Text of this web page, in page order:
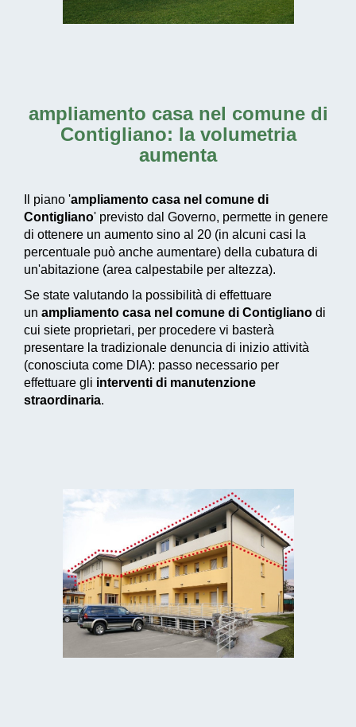
ampliamento casa nel comune di
Contigliano: la volumetria
aumenta
Il piano 'ampliamento casa nel comune di
Contigliano' previsto dal Governo, permette in genere
di ottenere un aumento sino al 20 (in alcuni casi la
percentuale può anche aumentare) della cubatura di
un'abitazione (area calpestabile per altezza).
Se state valutando la possibilità di effettuare
un ampliamento casa nel comune di Contigliano di
cui siete proprietari, per procedere vi basterà
presentare la tradizionale denuncia di inizio attività
(conosciuta come DIA): passo necessario per
effettuare gli interventi di manutenzione
straordinaria.